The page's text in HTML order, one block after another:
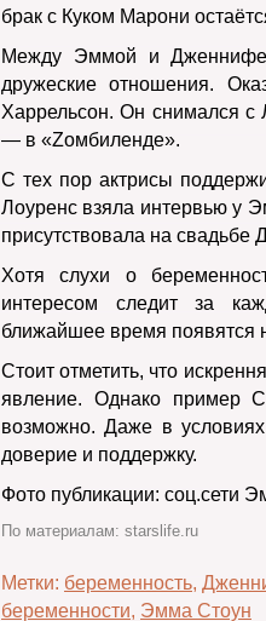
брак с Куком Марони
Между Эммой и
дружеские отношения.
Харрельсон. Он снимался с
— в «Zомбиленде».
С тех пор актрисы
Лоуренс взяла интервью у
присутствовала на свадьбе
Хотя слухи о
интересом следит за
ближайшее время появятся
Стоит отметить, что
явление. Однако пример
возможно. Даже в
доверие и поддержку.
Фото публикации: соц.сети
По материалам: starslife.ru
Метки: беременность,
беременности, Эмма Стоун